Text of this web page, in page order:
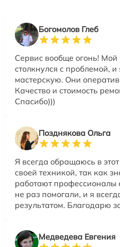
Богомолов Глеб
Сервис вообще огонь! Мой
столкнулся с проблемой, и
мастерскую. Они
Качество и стоимость
Спасибо)))
Позднякова Ольга
Я всегда обращаюсь в
своей техникой, так как
работают профессионалы
не раз помогали, и я
результатом. Благодарю
Медведева Евгения